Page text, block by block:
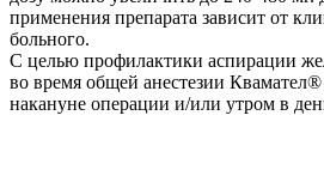
применения препарата зависит от
больного.
С целью профилактики аспирации
во время общей анестезии
накануне операции и/или утром в